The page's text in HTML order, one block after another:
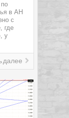
в АН
с
где
у
далее